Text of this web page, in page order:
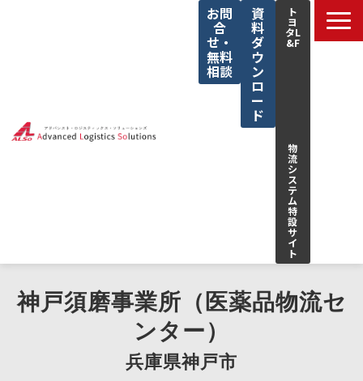
お問
合
せ・
無料
相談
資
料
ダ
ウ
ン
ロ
ー
ド
ト
ヨ
タL
&F
物
流
シ
ス
テ
ム
特
設
サ
イ
ト
私たちの強み
解決できる課題
取り組み事例
神戸須磨事業所（医薬品物流セ
ンター）
兵庫県神戸市